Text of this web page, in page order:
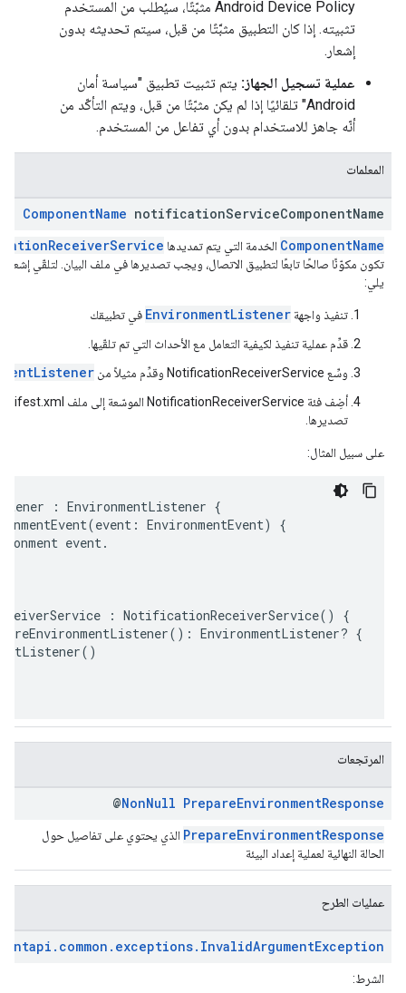
Android Device Policy مثبّتًا، سيُطلب من المستخدم
تثبيته. إذا كان التطبيق مثبَّتًا من قبل، سيتم تحديثه بدون
إشعار.
عملية تسجيل الجهاز: يتم تثبيت تطبيق "سياسة أمان
Android" تلقائيًا إذا لم يكن مثبّتًا من قبل، ويتم التأكّد من
أنّه جاهز للاستخدام بدون أي تفاعل من المستخدم.
المعلمات
ComponentName notificationServiceComponentName
ComponentName الخدمة التي يتم تمديدها
تكون مكوّنًا صالحًا تابعًا لتطبيق الاتصال، ويجب تصديرها في ملف البيان. لتلقّي
يلي:
تنفيذ واجهة EnvironmentListener في تطبيقك
قدِّم عملية تنفيذ لكيفية التعامل مع الأحداث التي تم تلقّيها.
وسِّع NotificationReceiverService وقدِّم مثيلاً من
تصديرها.
على سبيل المثال:
: EnvironmentListener {
(event: EnvironmentEvent) {
event.
: NotificationReceiverService() {
(): EnvironmentListener? {
()
المرتجعات
@NonNull PrepareEnvironmentResponse
PrepareEnvironmentResponse الذي يحتوي على تفاصيل حول
الحالة النهائية لعملية إعداد البيئة
عمليات الطرح
. common . exceptions. InvalidArgumentException
الشرط: